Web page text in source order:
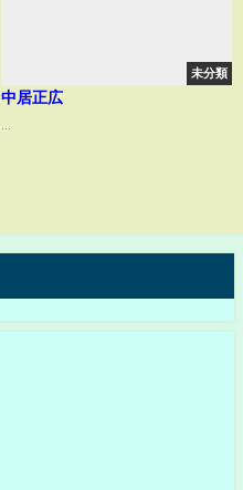
未分類
中居正広